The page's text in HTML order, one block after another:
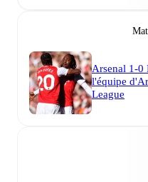
Arsenal 1-0
l'équipe
League